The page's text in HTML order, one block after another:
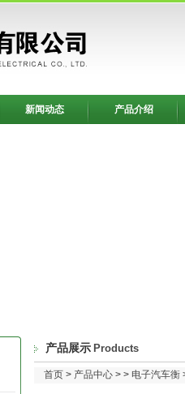
新闻动态 产品介绍
产品展示 Products
首页 > 产品中心 > > 电子汽车衡